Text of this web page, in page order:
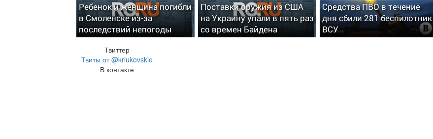
Ребенок и женщина погибли
в Смоленске из-за
последствий непогоды
Поставки оружия из США
на Украину упали в пять раз
со времен Байдена
Средства ПВО в течение
дня сбили 281 беспилотник
ВСУ
Твиттер
Твиты от @kriukovskie
В контакте